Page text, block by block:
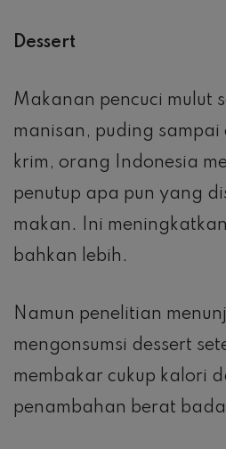
Dessert
Makanan pencuci mulut
manisan, puding sampai
krim, orang Indonesia
penutup apa pun yang
makan. Ini
bahkan lebih.
Namun penelitian
mengonsumsi dessert
membakar cukup kalori
penambahan berat